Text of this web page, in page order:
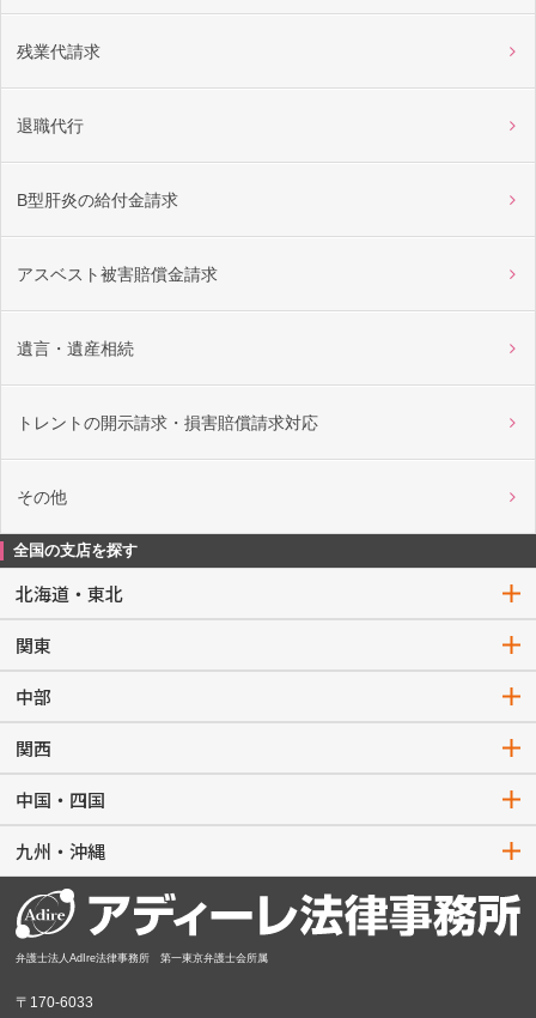
残業代請求
退職代行
B型肝炎の給付金請求
アスベスト被害賠償金請求
遺言・遺産相続
トレントの開示請求・損害賠償請求対応
その他
全国の支店を探す
北海道・東北
関東
中部
関西
中国・四国
九州・沖縄
弁護士法人AdIre法律事務所 第一東京弁護士会所属
〒170-6033